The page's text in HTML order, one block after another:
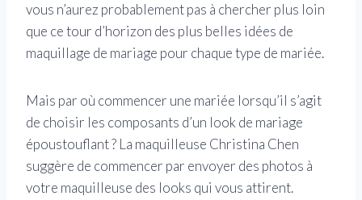
vous n’aurez probablement pas à chercher plus loin
que ce tour d’horizon des plus belles idées de
maquillage de mariage pour chaque type de mariée.
Mais par où commencer une mariée lorsqu’il s’agit
de choisir les composants d’un look de mariage
époustouflant ? La maquilleuse Christina Chen
suggère de commencer par envoyer des photos à
votre maquilleuse des looks qui vous attirent.